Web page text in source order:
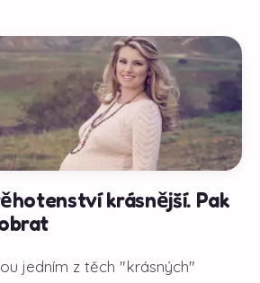
krásnější. Pak
jedním z těch "krásných"